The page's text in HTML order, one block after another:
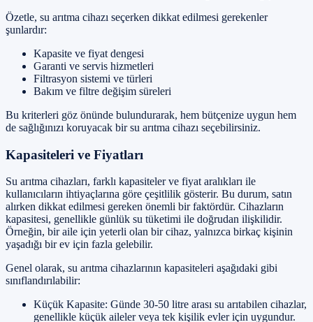
Özetle, su arıtma cihazı seçerken dikkat edilmesi gerekenler
şunlardır:
Kapasite ve fiyat dengesi
Garanti ve servis hizmetleri
Filtrasyon sistemi ve türleri
Bakım ve filtre değişim süreleri
Bu kriterleri göz önünde bulundurarak, hem bütçenize uygun hem
de sağlığınızı koruyacak bir su arıtma cihazı seçebilirsiniz.
Kapasiteleri ve Fiyatları
Su arıtma cihazları, farklı kapasiteler ve fiyat aralıkları ile
kullanıcıların ihtiyaçlarına göre çeşitlilik gösterir. Bu durum, satın
alırken dikkat edilmesi gereken önemli bir faktördür. Cihazların
kapasitesi, genellikle günlük su tüketimi ile doğrudan ilişkilidir.
Örneğin, bir aile için yeterli olan bir cihaz, yalnızca birkaç kişinin
yaşadığı bir ev için fazla gelebilir.
Genel olarak, su arıtma cihazlarının kapasiteleri aşağıdaki gibi
sınıflandırılabilir:
Küçük Kapasite: Günde 30-50 litre arası su arıtabilen cihazlar,
genellikle küçük aileler veya tek kişilik evler için uygundur.